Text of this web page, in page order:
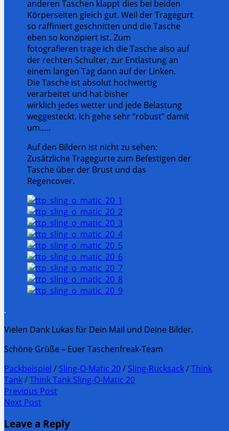
anderen Taschen klappt dies bei beiden
Körperseiten gleich gut. Weil der Tragegurt
so raffiniert geschnitten und die Tasche
eben so konzipiert ist. Zum
fotografieren trage ich die Tasche also auf
der rechten Schulter, zur Entlastung an
einem langen Tag dann auf der Linken.
Die Tasche ist absolut hochwertig
verarbeitet und hat bisher
wirklich jedes wetter und jede Belastung
weggesteckt. Ich gehe sehr “robust” damit
um…..
Auf den Bildern ist nicht zu sehen:
Zusätzliche Tragegurte zum Befestigen der
Tasche über der Brust und das
Regencover.
.
Vielen Dank Lukas für Dein Mail und Deine Bilder.
Schöne Grüße – Euer Taschenfreak-Team
Packbeispiel / Sling-O-Matic 20/ Sling-Rucksack/Think
Tank/Think Tank Sling-O-Matic 20
Post
navigation
Previous Post
Previous
Next Post
Post:
Leave a Reply